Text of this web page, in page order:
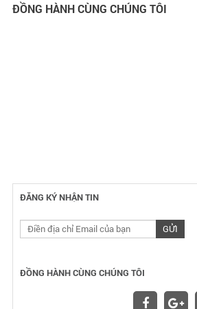
ĐỒNG HÀNH CÙNG CHÚNG TÔI
ĐĂNG KÝ NHẬN TIN
ĐỒNG HÀNH CÙNG CHÚNG TÔI